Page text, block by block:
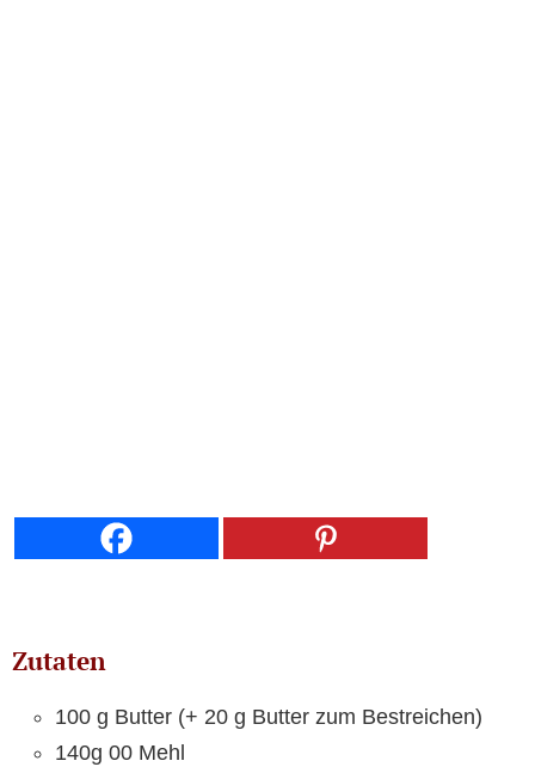
Zutaten
100 g Butter (+ 20 g Butter zum Bestreichen)
140g 00 Mehl